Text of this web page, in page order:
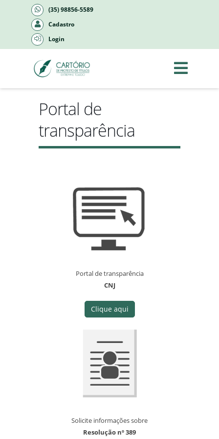
(35) 98856-5589
Cadastro
Login
Portal de
transparência
Portal de transparência
CNJ
Clique aqui
Solicite informações sobre
Resolução nº 389